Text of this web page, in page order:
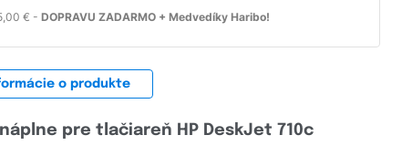
€ - DOPRAVU ZADARMO + Medvedíky Haribo!
o produkte
náplne pre tlačiareň HP DeskJet 710c